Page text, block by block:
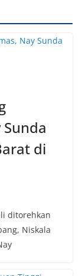
di
ditorehkan
Niskala